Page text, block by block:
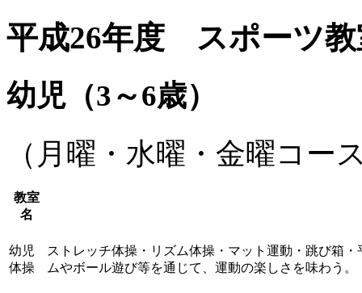
平成26年度 スポーツ教
幼児（3～6歳）
（月曜・水曜・金曜コー
教室
名
幼児
体操
ストレッチ体操・リズム体操・マット運動・跳び箱
ムやボール遊び等を通じて、運動の楽しさを味わう。